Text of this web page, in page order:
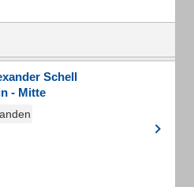
Schell
- Mitte